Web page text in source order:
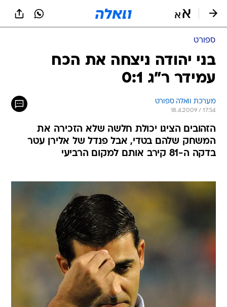
ספורט
בני יהודה ניצחה את הכח
עמידר ר"ג 0:1
מערכת וואלה ספורט
18.4.2009 / 17:54
הזהובים הציגו יכולת חלשה שלא הזכירה את
המשחק שלהם בטדי, אבל פנדל של אלירן עטר
בדקה ה-81 קירב אותם למקום הרביעי